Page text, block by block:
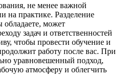
не менее важной
на практике. Разделение
может
задач и ответственностей
чтобы провести обучение и
работу после вас. При
уравновешенный подход,
атмосферу и облегчить